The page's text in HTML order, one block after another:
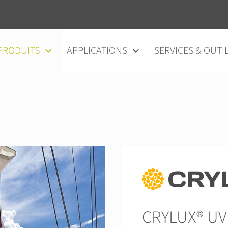
APPLICATIONS SERVICES &
CRYLUX®